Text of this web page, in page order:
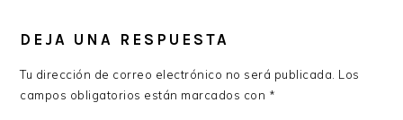
INTERACTIONS
DEJA UNA RESPUESTA
Tu dirección de correo electrónico no será publicada. Los
campos obligatorios están marcados con *